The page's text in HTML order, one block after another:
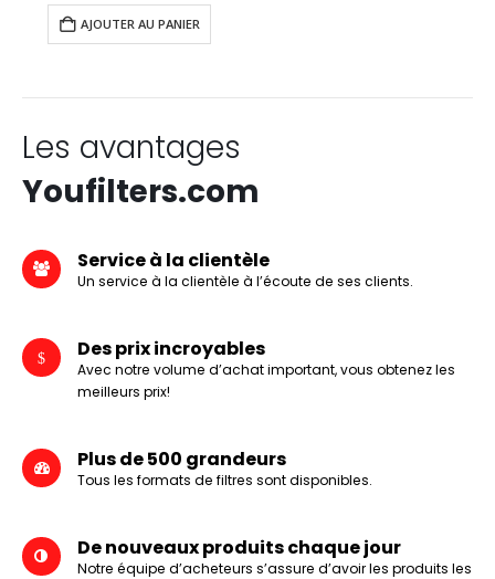
initial
était :
85.00$.
actuel
est :
49.99$.
AJOUTER AU PANIER
Les avantages
Youfilters.com
Service à la clientèle
Un service à la clientèle à l’écoute de ses clients.
Des prix incroyables
Avec notre volume d’achat important, vous obtenez les
meilleurs prix!
Plus de 500 grandeurs
Tous les formats de filtres sont disponibles.
De nouveaux produits chaque jour
Notre équipe d’acheteurs s’assure d’avoir les produits les